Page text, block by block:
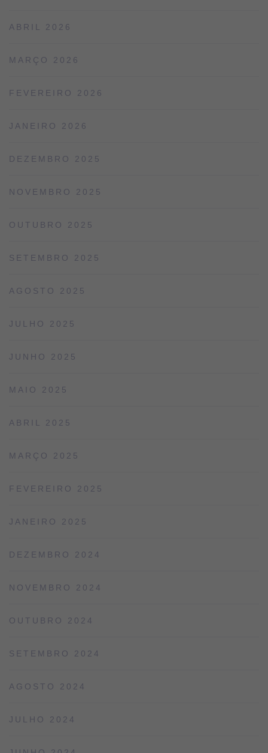
ABRIL 2026
MARÇO 2026
FEVEREIRO 2026
JANEIRO 2026
DEZEMBRO 2025
NOVEMBRO 2025
OUTUBRO 2025
SETEMBRO 2025
AGOSTO 2025
JULHO 2025
JUNHO 2025
MAIO 2025
ABRIL 2025
MARÇO 2025
FEVEREIRO 2025
JANEIRO 2025
DEZEMBRO 2024
NOVEMBRO 2024
OUTUBRO 2024
SETEMBRO 2024
AGOSTO 2024
JULHO 2024